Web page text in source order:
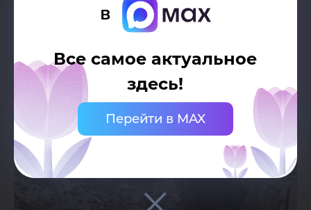
в
Все самое актуальное
здесь!
Перейти в MAX